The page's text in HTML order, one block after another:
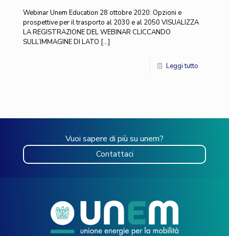
Webinar Unem Education 28 ottobre 2020: Opzioni e
prospettive per il trasporto al 2030 e al 2050 VISUALIZZA
LA REGISTRAZIONE DEL WEBINAR CLICCANDO
SULL’IMMAGINE DI LATO […]
Leggi tutto
Vuoi sapere di più su unem?
Contattaci